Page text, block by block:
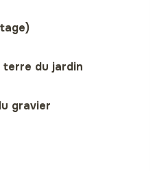
terre du jardin
gravier